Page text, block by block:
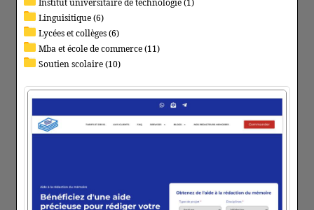
Institut universitaire de technologie (1)
Linguisitique (6)
Lycées et collèges (6)
Mba et école de commerce (11)
Soutien scolaire (10)